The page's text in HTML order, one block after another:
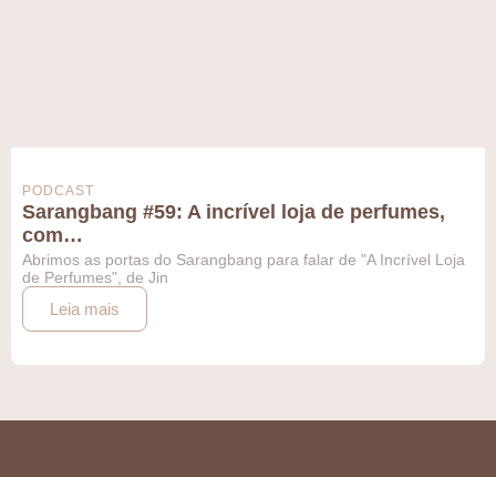
PODCAST
Sarangbang #59: A incrível loja de perfumes,
com…
Abrimos as portas do Sarangbang para falar de "A Incrível Loja
de Perfumes", de Jin
Leia mais